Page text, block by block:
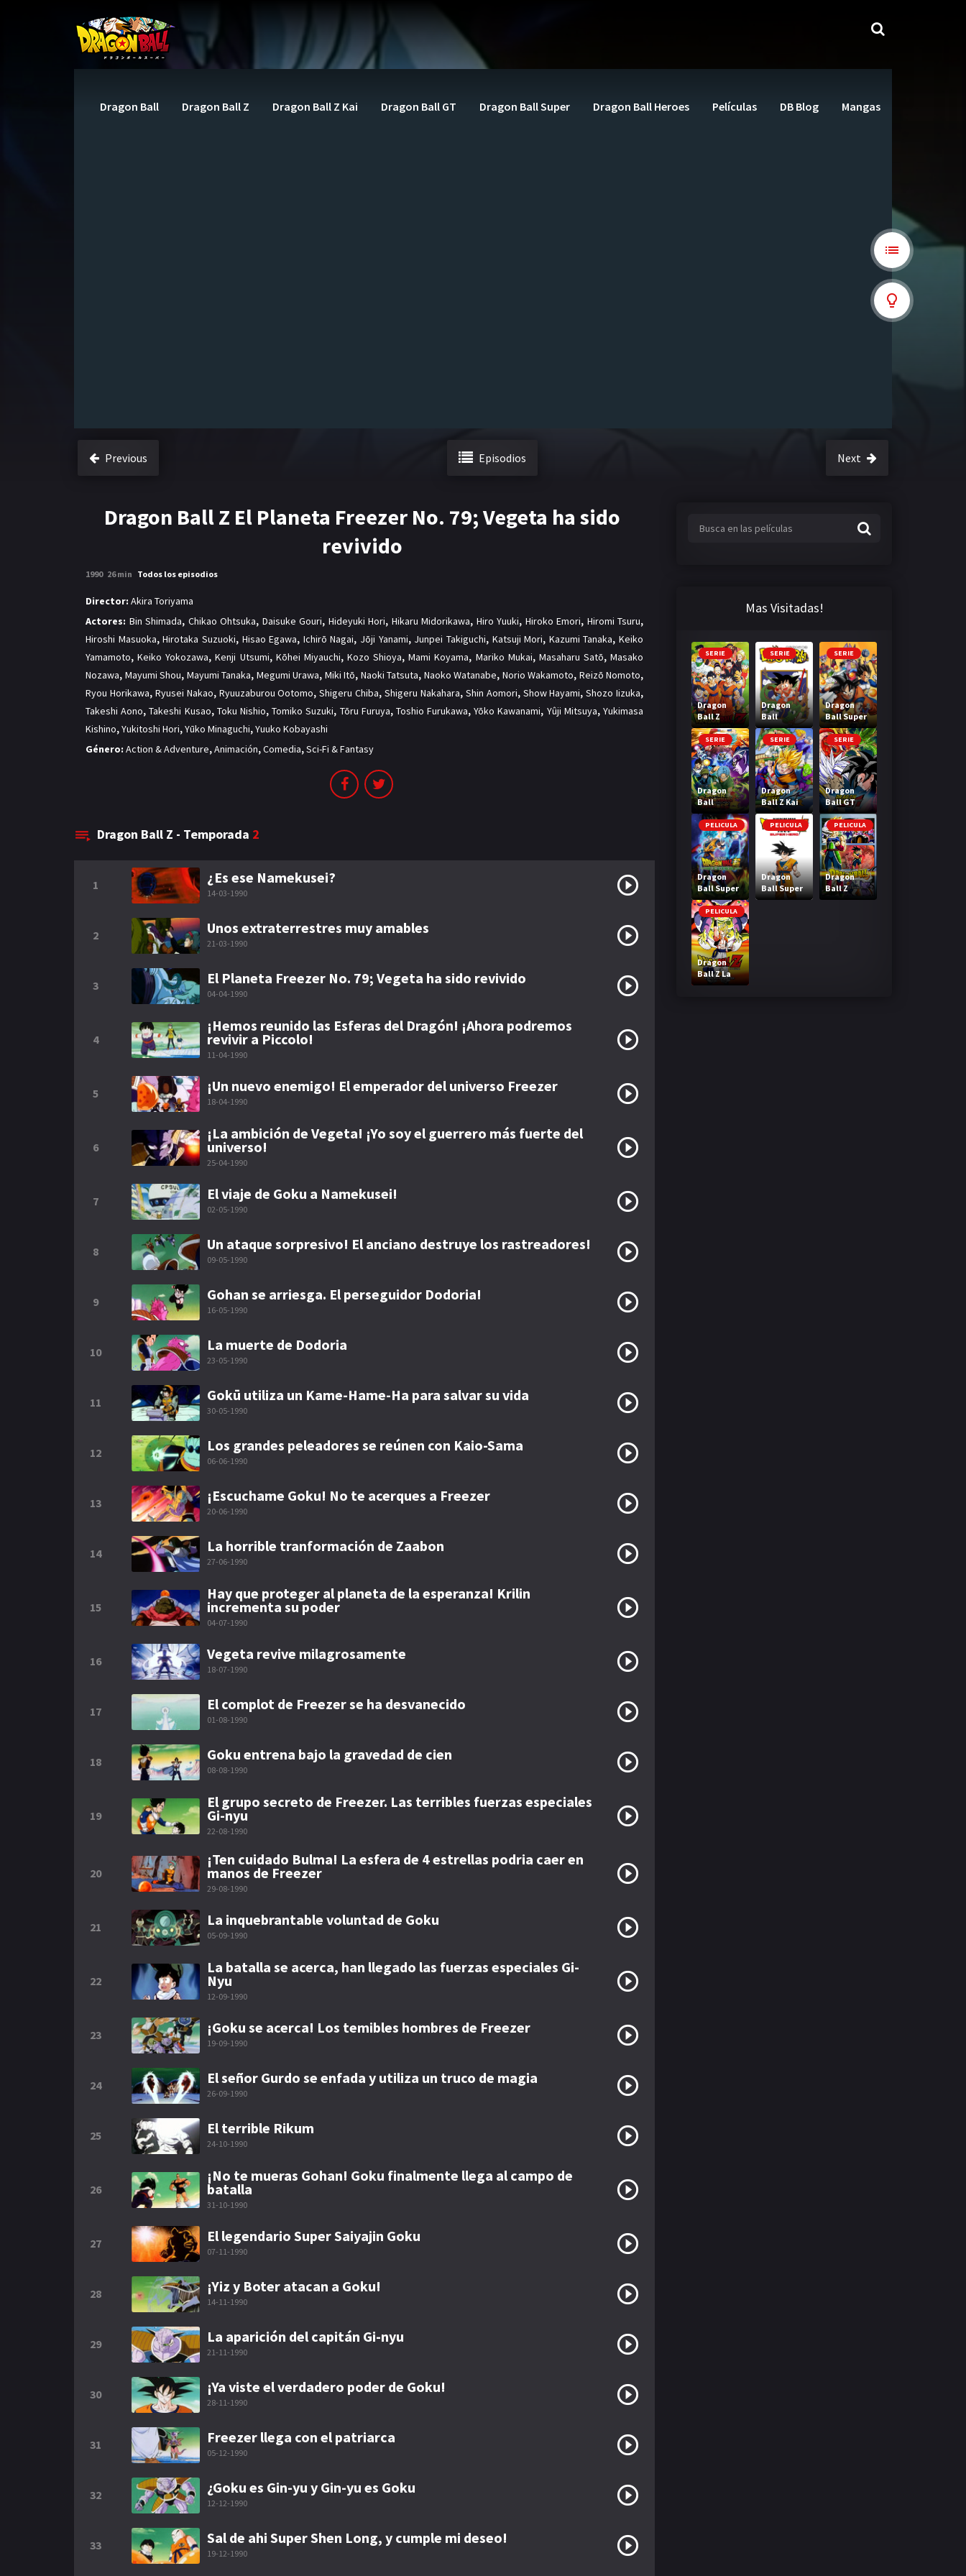
Dragon Ball Dragon Ball Z Dragon Ball Z Kai Dragon Ball GT Dragon Ball Super Dragon Ball Heroes Películas DB Blog Mangas
Previous Episodios Next
Dragon Ball Z El Planeta Freezer No. 79; Vegeta ha sido
revivido
1990 26 min Todos los episodios
Director: Akira Toriyama
Actores: Bin Shimada, Chikao Ohtsuka, Daisuke Gouri, Hideyuki Hori, Hikaru Midorikawa, Hiro Yuuki, Hiroko Emori, Hiromi Tsuru,
Hiroshi Masuoka,Hirotaka Suzuoki, Hisao Egawa, Ichirō Nagai, Jōji Yanami, Junpei Takiguchi, Katsuji Mori, Kazumi Tanaka, Keiko
Yamamoto,Keiko Yokozawa,Kenji Utsumi, Kōhei Miyauchi, Kozo Shioya,Mami Koyama, Mariko Mukai, Masaharu Satō,Masako
Nozawa, Mayumi Shou, Mayumi Tanaka, Megumi Urawa, Miki Itō, Naoki Tatsuta, Naoko Watanabe, Norio Wakamoto, Reizō Nomoto,
Ryou Horikawa, Ryusei Nakao, Ryuuzaburou Ootomo,Shigeru Chiba, Shigeru Nakahara, Shin Aomori, Show Hayami,Shozo Iizuka,
Takeshi Aono,Takeshi Kusao, Toku Nishio,Tomiko Suzuki, Tōru Furuya, Toshio Furukawa,Yōko Kawanami, Yûji Mitsuya, Yukimasa
Kishino,Yukitoshi Hori,Yūko Minaguchi,Yuuko Kobayashi
Género: Action & Adventure,Animación,Comedia,Sci-Fi & Fantasy
Dragon Ball Z - Temporada 2
1 ¿Es ese Namekusei?
14-03-1990
2 Unos extraterrestres muy amables
21-03-1990
3 El Planeta Freezer No. 79; Vegeta ha sido revivido
04-04-1990
4
¡Hemos reunido las Esferas del Dragón! ¡Ahora podremos
revivir a Piccolo!
11-04-1990
5 ¡Un nuevo enemigo! El emperador del universo Freezer
18-04-1990
6
¡La ambición de Vegeta! ¡Yo soy el guerrero más fuerte del
universo!
25-04-1990
7 El viaje de Goku a Namekusei!
02-05-1990
8 Un ataque sorpresivo! El anciano destruye los rastreadores!
09-05-1990
9 Gohan se arriesga. El perseguidor Dodoria!
16-05-1990
10 La muerte de Dodoria
23-05-1990
11 Gokū utiliza un Kame-Hame-Ha para salvar su vida
30-05-1990
12 Los grandes peleadores se reúnen con Kaio-Sama
06-06-1990
13 ¡Escuchame Goku! No te acerques a Freezer
20-06-1990
14 La horrible tranformación de Zaabon
27-06-1990
15
Hay que proteger al planeta de la esperanza! Krilin
incrementa su poder
04-07-1990
16 Vegeta revive milagrosamente
18-07-1990
17 El complot de Freezer se ha desvanecido
01-08-1990
18 Goku entrena bajo la gravedad de cien
08-08-1990
19
El grupo secreto de Freezer. Las terribles fuerzas especiales
Gi-nyu
22-08-1990
20
¡Ten cuidado Bulma! La esfera de 4 estrellas podria caer en
manos de Freezer
29-08-1990
21 La inquebrantable voluntad de Goku
05-09-1990
22
La batalla se acerca, han llegado las fuerzas especiales Gi-
Nyu
12-09-1990
23 ¡Goku se acerca! Los temibles hombres de Freezer
19-09-1990
24 El señor Gurdo se enfada y utiliza un truco de magia
26-09-1990
25 El terrible Rikum
24-10-1990
26
¡No te mueras Gohan! Goku finalmente llega al campo de
batalla
31-10-1990
27 El legendario Super Saiyajin Goku
07-11-1990
28 ¡Yiz y Boter atacan a Goku!
14-11-1990
29 La aparición del capitán Gi-nyu
21-11-1990
30 ¡Ya viste el verdadero poder de Goku!
28-11-1990
31 Freezer llega con el patriarca
05-12-1990
32 ¿Goku es Gin-yu y Gin-yu es Goku
12-12-1990
33 Sal de ahi Super Shen Long, y cumple mi deseo!
19-12-1990
Mas Visitadas!
SERIE
Dragon
Ball Z
SERIE
Dragon
Ball
SERIE
Dragon
Ball Super
SERIE
Dragon
Ball
Heroes
SERIE
Dragon
Ball Z Kai
SERIE
Dragon
Ball GT
PELICULA
Dragon
Ball Super
Broly
PELICULA
Dragon
Ball Super
Super Hero
PELICULA
Dragon
Ball Z
Bardock El
PELICULA
Dragon
Ball Z La
Fusion de